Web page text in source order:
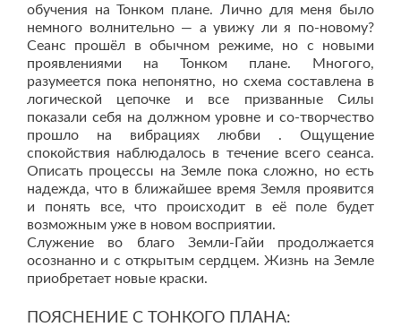
обучения на Тонком плане. Лично для меня было
немного волнительно — а увижу ли я по-новому?
Сеанс прошёл в обычном режиме, но с новыми
проявлениями на Тонком плане. Многого,
разумеется пока непонятно, но схема составлена в
логической цепочке и все призванные Силы
показали себя на должном уровне и со-творчество
прошло на вибрациях любви . Ощущение
спокойствия наблюдалось в течение всего сеанса.
Описать процессы на Земле пока сложно, но есть
надежда, что в ближайшее время Земля проявится
и понять все, что происходит в её поле будет
возможным уже в новом восприятии.
Служение во благо Земли-Гайи продолжается
осознанно и с открытым сердцем. Жизнь на Земле
приобретает новые краски.
ПОЯСНЕНИЕ С ТОНКОГО ПЛАНА: